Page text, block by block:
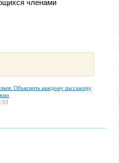
членами
Объяснить каждому пассажиру